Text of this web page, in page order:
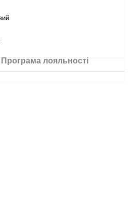
Програма лояльності